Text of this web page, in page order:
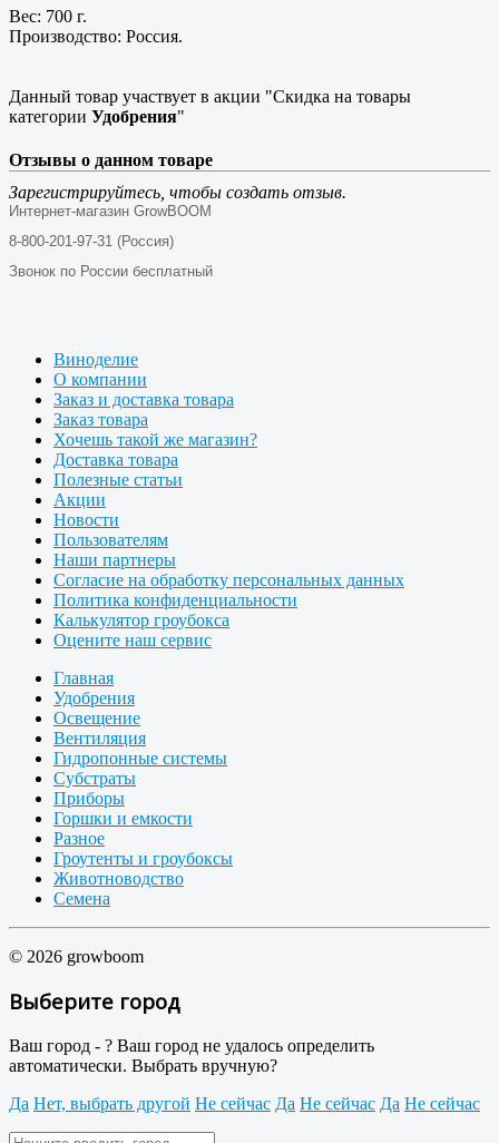
Вес: 700 г.
Производство: Россия.
Данный товар участвует в акции "Скидка на товары
категории Удобрения"
Отзывы о данном товаре
Зарегистрируйтесь, чтобы создать отзыв.
Интернет-магазин GrowBOOM
8-800-201-97-31 (Россия)
Звонок по России бесплатный
Виноделие
О компании
Заказ и доставка товара
Заказ товара
Хочешь такой же магазин?
Доставка товара
Полезные статьи
Акции
Новости
Пользователям
Наши партнеры
Согласие на обработку персональных данных
Политика конфиденциальности
Калькулятор гроубокса
Оцените наш сервис
Главная
Удобрения
Освещение
Вентиляция
Гидропонные системы
Субстраты
Приборы
Горшки и емкости
Разное
Гроутенты и гроубоксы
Животноводство
Семена
© 2026 growboom
Выберите город
Ваш город - ? Ваш город не удалось определить
автоматически. Выбрать вручную?
Да Нет, выбрать другой Не сейчас Да Не сейчас Да Не сейчас